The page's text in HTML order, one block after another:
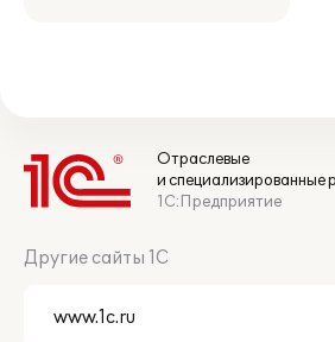
Отраслевые
и специализированные
1С:Предприятие
Другие сайты 1С